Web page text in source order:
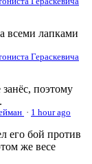
всеми лапками
Гераскевича
поэтому
· 1 hour ago
его бой против
же весе